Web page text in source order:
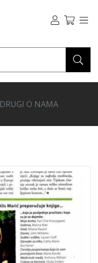
DRUGI O NAMA